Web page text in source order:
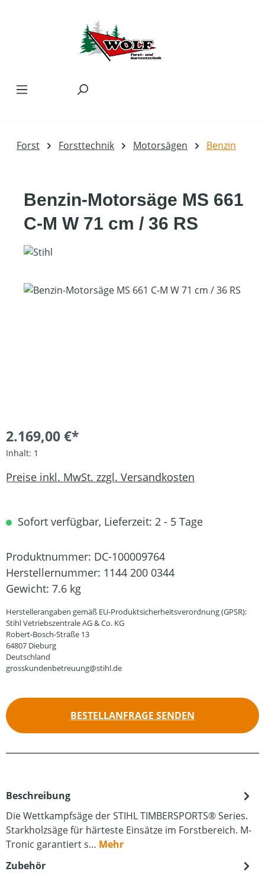
Forst Forsttechnik Motorsägen Benzin
Benzin-Motorsäge MS 661
C-M W 71 cm / 36 RS
Bildergalerie überspringen
2.169,00 €*
Inhalt: 1
Preise inkl. MwSt. zzgl. Versandkosten
Sofort verfügbar, Lieferzeit: 2 - 5 Tage
Produktnummer: DC-100009764
Herstellernummer: 1144 200 0344
Gewicht: 7.6 kg
Herstellerangaben gemäß EU-Produktsicherheitsverordnung (GPSR):
Stihl Vetriebszentrale AG & Co. KG
Robert-Bosch-Straße 13
64807 Dieburg
Deutschland
grosskundenbetreuung@stihl.de
BESTELLANFRAGE SENDEN
Beschreibung
Die Wettkampfsäge der STIHL TIMBERSPORTS® Series.
Starkholzsäge für härteste Einsätze im Forstbereich. M-
Tronic garantiert s… Mehr
Zubehör